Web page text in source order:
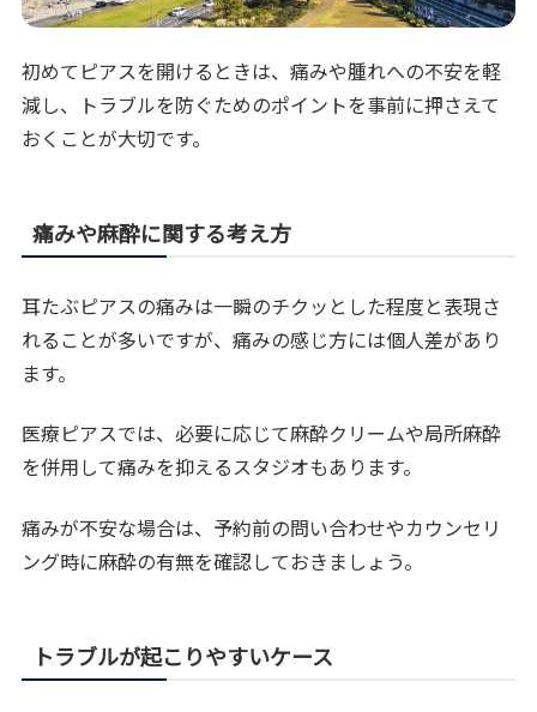
初めてピアスを開けるときは、痛みや腫れへの不安を軽
減し、トラブルを防ぐためのポイントを事前に押さえて
おくことが大切です。
痛みや麻酔に関する考え方
耳たぶピアスの痛みは一瞬のチクッとした程度と表現さ
れることが多いですが、痛みの感じ方には個人差があり
ます。
医療ピアスでは、必要に応じて麻酔クリームや局所麻酔
を併用して痛みを抑えるスタジオもあります。
痛みが不安な場合は、予約前の問い合わせやカウンセリ
ング時に麻酔の有無を確認しておきましょう。
トラブルが起こりやすいケース